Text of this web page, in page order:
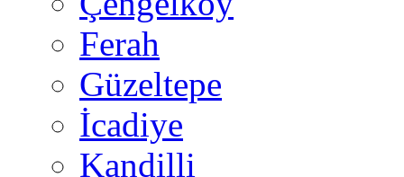
Ferah
Güzeltepe
İcadiye
Kandilli